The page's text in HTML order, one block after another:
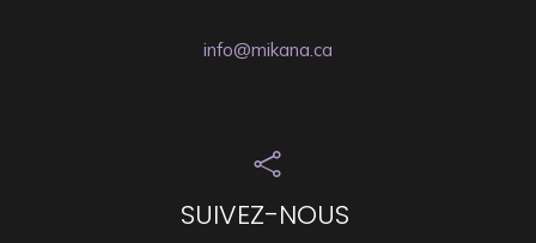
info@mikana.ca

SUIVEZ-NOUS